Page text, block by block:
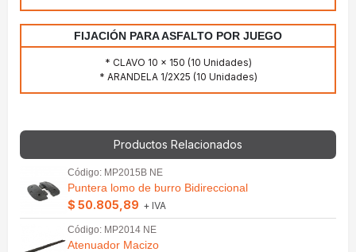
FIJACIÓN PARA ASFALTO POR JUEGO
* CLAVO 10 x 150 (10 Unidades)
* ARANDELA 1/2X25 (10 Unidades)
Productos Relacionados
Código: MP2015B NE
Puntera lomo de burro Bidireccional
$ 50.805,89 + IVA
Código: MP2014 NE
Atenuador Macizo